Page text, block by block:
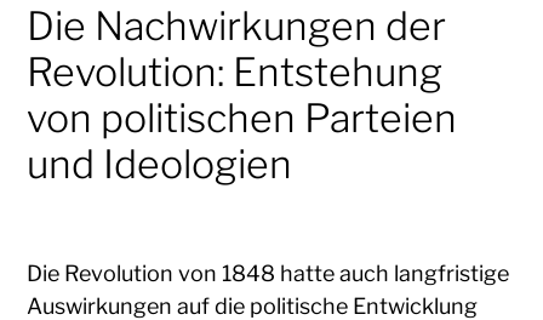
Die Nachwirkungen der
Revolution: Entstehung
von politischen Parteien
und Ideologien
Die Revolution von 1848 hatte auch langfristige
Auswirkungen auf die politische Entwicklung